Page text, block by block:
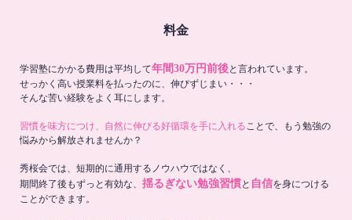
料金
学習塾にかかる費用は平均して年間30万円前後と言われています。
せっかく高い授業料を払ったのに、伸びずじまい・・・
そんな苦い経験をよく耳にします。
習慣を味方につけ、自然に伸びる好循環を手に入れる ことで、もう勉強の
悩みから解放されませんか？
秀桜会では、短期的に通用するノウハウではなく、
期間終了後もずっと有効な、 揺るぎない勉強習慣と 自信を身につける
ことができます。